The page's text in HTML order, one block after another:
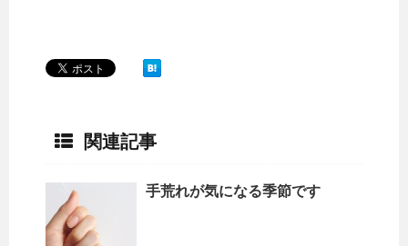
関連記事
手荒れが気になる季節です